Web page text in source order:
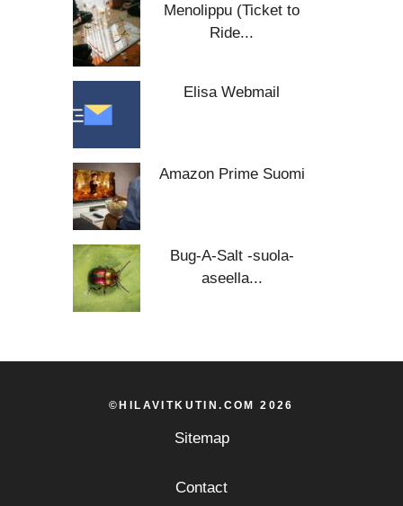
Menolippu (Ticket to
Ride...
Elisa Webmail
Amazon Prime Suomi
Bug-A-Salt -suola-
aseella...
©HILAVITKUTIN.COM 2026
Sitemap
Contact